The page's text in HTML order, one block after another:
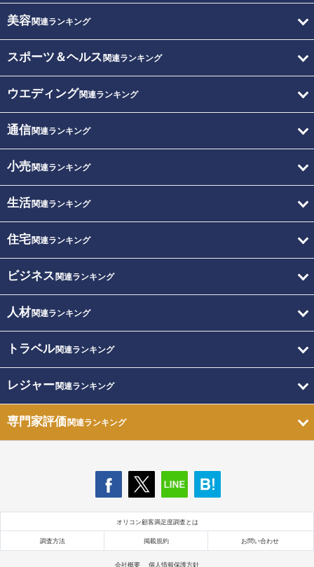
美容関連ランキング
スポーツ＆ヘルス 関連ランキング
ウエディング関連ランキング
通信関連ランキング
小売関連ランキング
生活関連ランキング
住宅関連ランキング
ビジネス 関連ランキング
人材関連ランキング
トラベル関連ランキング
レジャー関連ランキング
専門家評価関連ランキング
オリコン顧客満足度調査とは
調査方法 掲載規約 お問い合わせ
会社概要 個人情報保護方針